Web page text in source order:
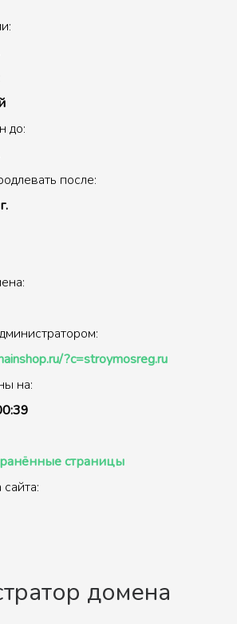
до:
после:
?c=stroymosreg.ru
на:
страницы
домена